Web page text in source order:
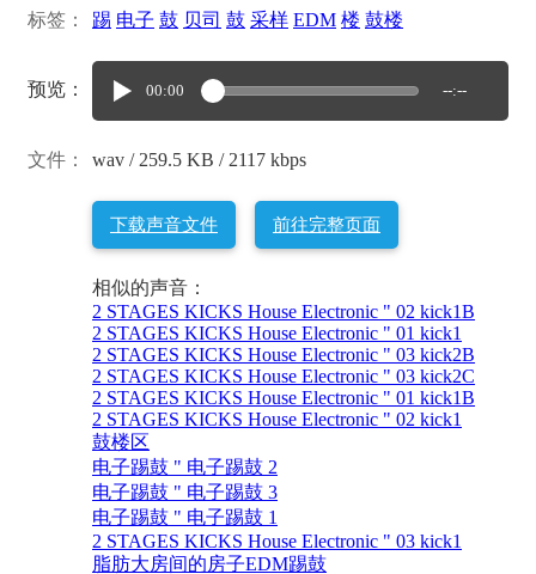
标签： 踢 电子 鼓 贝司 鼓 采样 EDM 楼 鼓楼
预览： 00:00 --:--
文件： wav / 259.5 KB / 2117 kbps
下载声音文件 前往完整页面
相似的声音：
2 STAGES KICKS House Electronic " 02 kick1B
2 STAGES KICKS House Electronic " 01 kick1
2 STAGES KICKS House Electronic " 03 kick2B
2 STAGES KICKS House Electronic " 03 kick2C
2 STAGES KICKS House Electronic " 01 kick1B
2 STAGES KICKS House Electronic " 02 kick1
鼓楼区
电子踢鼓 " 电子踢鼓 2
电子踢鼓 " 电子踢鼓 3
电子踢鼓 " 电子踢鼓 1
2 STAGES KICKS House Electronic " 03 kick1
脂肪大房间的房子EDM踢鼓